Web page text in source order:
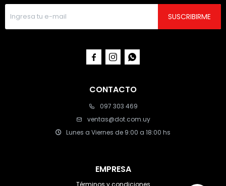
CONTACTO
097 303 469
ventas@dot.com.uy
Lunes a Viernes de 9:00 a 18:00 hs
EMPRESA
Términos y condiciones
SUSCRIBIRME
  